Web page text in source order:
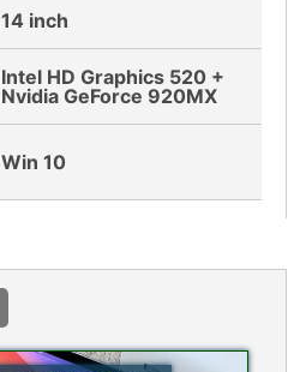
14 inch
Intel HD Graphics 520 +
Nvidia GeForce 920MX
Win 10